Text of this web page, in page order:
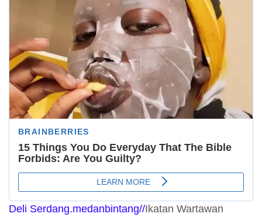
Deli Serdang.medanbintang//Ikatan Wartawan